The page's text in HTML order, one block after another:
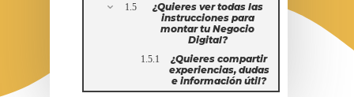
¿Quieres ver todas las
instrucciones para
montar tu Negocio
Digital?
¿Quieres compartir
experiencias, dudas
e información útil?